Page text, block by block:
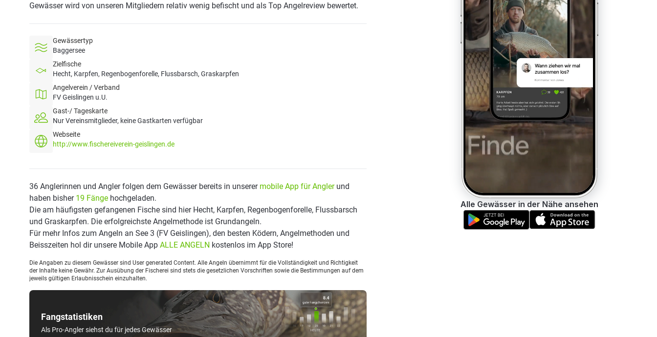
Gewässer wird von unseren Mitgliedern relativ wenig befischt und als Top Angelreview bewertet.
Gewässertyp
Baggersee
Zielfische
Hecht, Karpfen, Regenbogenforelle, Flussbarsch, Graskarpfen
Angelverein / Verband
FV Geislingen u.U.
Gast-/ Tageskarte
Nur Vereinsmitglieder, keine Gastkarten verfügbar
Webseite
http://www.fischereiverein-geislingen.de
Fangstatistiken
Als Pro-Angler siehst du für jedes Gewässer
36 Anglerinnen und Angler folgen dem Gewässer bereits in unserer mobile App für Anglerund
haben bisher 19 Fänge hochgeladen.
Die am häufigsten gefangenen Fische sind hier Hecht, Karpfen, Regenbogenforelle, Flussbarsch
und Graskarpfen. Die erfolgreichste Angelmethode ist Grundangeln.
Für mehr Infos zum Angeln an See 3 (FV Geislingen), den besten Ködern, Angelmethoden und
Beisszeiten hol dir unsere Mobile App ALLE ANGELN kostenlos im App Store!
Die Angaben zu diesem Gewässer sind User generated Content. Alle Angeln übernimmt für die Vollständigkeit und Richtigkeit
der Inhalte keine Gewähr. Zur Ausübung der Fischerei sind stets die gesetzlichen Vorschriften sowie die Bestimmungen auf dem
jeweils gültigen Erlaubnisschein einzuhalten.
Alle Gewässer in der Nähe ansehen